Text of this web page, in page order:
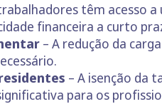
têm acesso
financeira a curto
– A redução da
– A isenção da
para os